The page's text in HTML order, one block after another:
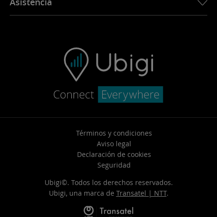
Ubigi en la prensa
Problemas de conexión
Reventa del vehículo
Términos y condiciones
Aviso legal
Declaración de cookies
Seguridad
Ubigi©. Todos los derechos reservados.
Ubigi, una marca de Transatel | NTT.